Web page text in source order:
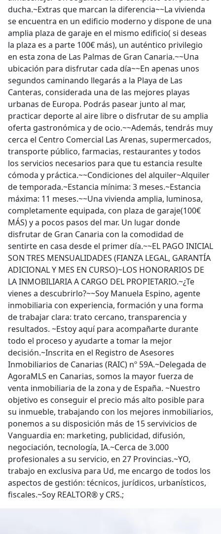
ducha.~Extras que marcan la diferencia~~La vivienda
se encuentra en un edificio moderno y dispone de una
amplia plaza de garaje en el mismo edificio( si deseas
la plaza es a parte 100€ más), un auténtico privilegio
en esta zona de Las Palmas de Gran Canaria.~~Una
ubicación para disfrutar cada día~~En apenas unos
segundos caminando llegarás a la Playa de Las
Canteras, considerada una de las mejores playas
urbanas de Europa. Podrás pasear junto al mar,
practicar deporte al aire libre o disfrutar de su amplia
oferta gastronómica y de ocio.~~Además, tendrás muy
cerca el Centro Comercial Las Arenas, supermercados,
transporte público, farmacias, restaurantes y todos
los servicios necesarios para que tu estancia resulte
cómoda y práctica.~~Condiciones del alquiler~Alquiler
de temporada.~Estancia mínima: 3 meses.~Estancia
máxima: 11 meses.~~Una vivienda amplia, luminosa,
completamente equipada, con plaza de garaje(100€
MÁS) y a pocos pasos del mar. Un lugar donde
disfrutar de Gran Canaria con la comodidad de
sentirte en casa desde el primer día.~~EL PAGO INICIAL
SON TRES MENSUALIDADES (FIANZA LEGAL, GARANTÍA
ADICIONAL Y MES EN CURSO)~LOS HONORARIOS DE
LA INMOBILIARIA A CARGO DEL PROPIETARIO.~¿Te
vienes a descubrirlo?~~Soy Manuela Espino, agente
inmobiliaria con experiencia, formación y una forma
de trabajar clara: trato cercano, transparencia y
resultados. ~Estoy aquí para acompañarte durante
todo el proceso y ayudarte a tomar la mejor
decisión.~Inscrita en el Registro de Asesores
Inmobiliarios de Canarias (RAIC) nº 59A.~Delegada de
AgoraMLS en Canarias, somos la mayor fuerza de
venta inmobiliaria de la zona y de España. ~Nuestro
objetivo es conseguir el precio más alto posible para
su inmueble, trabajando con los mejores inmobiliarios,
ponemos a su disposición más de 15 servivicios de
Vanguardia en: marketing, publicidad, difusión,
negociación, tecnología, IA.~Cerca de 3.000
profesionales a su servicio, en 27 Provincias.~YO,
trabajo en exclusiva para Ud, me encargo de todos los
aspectos de gestión: técnicos, jurídicos, urbanísticos,
fiscales.~Soy REALTOR® y CRS.;